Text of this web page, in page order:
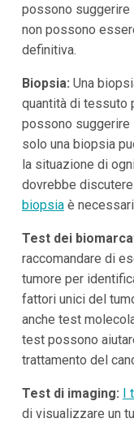
possono suggerire
non possono
definitiva.
Biopsia: Una
quantità di tessuto
possono suggerire
solo una biopsia
la situazione di
dovrebbe
biopsiaè
Test dei
raccomandare di
tumore per
fattori unici del
anche test
test possono
trattamento del
Test di imaging: I
di visualizzare un